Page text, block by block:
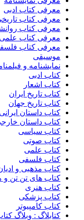
معرفی کتاب ادبی
معرفی کتاب
معرفی کتاب
معرفی کتاب علمی
معرفی کتاب
موسیقی
نمایشنامه و
کتاب ادبی
کتاب اشعار
کتاب تاریخ ایران
کتاب تاریخ جهان
کتاب داستان ایرانی
کتاب داستان
کتاب سیاسی
کتاب صوتی
کتاب علمی
کتاب فلسفی
کتاب مذهبی و
کتاب های تن تن و
کتاب هنری
کتاب پزشکی
کتاب کامپیوتر
کتابلاگ : وبلاگ